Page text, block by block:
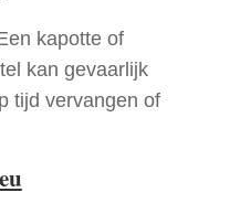
kapotte of
kan gevaarlijk
tijd vervangen of